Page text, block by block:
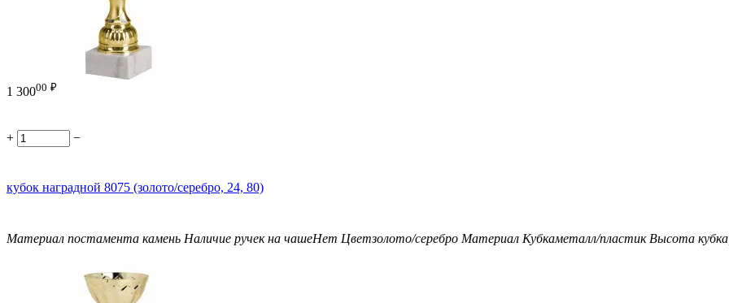
1 30000 ₽
+ −
кубок наградной 8075 (золото/серебро, 24, 80)
Материал постамента камень Наличие ручек на чашеНет Цветзолото/серебро Материал Кубкаметалл/пластик Высота